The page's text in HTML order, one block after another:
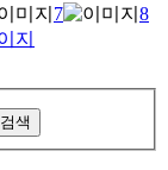
7
8
검색